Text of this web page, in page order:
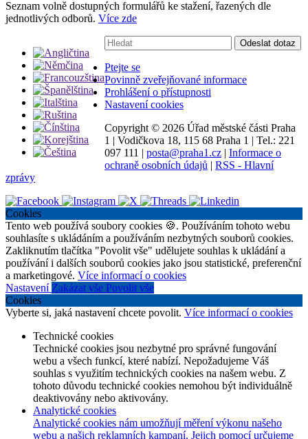
Seznam volně dostupných formulářů ke stažení, řazených dle
jednotlivých odborů. Více zde
Vyhledávání:
Odeslat dotaz
Ptejte se
Povinně zveřejňované informace
Prohlášení o přístupnosti
Nastavení cookies
Copyright © 2026 Úřad městské části Praha
1 | Vodičkova 18, 115 68 Praha 1 | Tel.: 221
097 111 | posta@praha1.cz | Informace o
ochraně osobních údajů | RSS - Hlavní
zprávy
Cookies
Tento web používá soubory cookies 🍪. Používáním tohoto webu
souhlasíte s ukládáním a používáním nezbytných souborů cookies.
Zakliknutím tlačítka "Povolit vše" udělujete souhlas k ukládání a
používání i dalších souborů cookies jako jsou statistické, preferenční
a marketingové. Více informací o cookies
Nastavení Zakázat vše Povolit vše
Cookies
Vyberte si, jaká nastavení chcete povolit. Více informací o cookies
Technické cookies
Technické cookies jsou nezbytné pro správné fungování
webu a všech funkcí, které nabízí. Nepožadujeme Váš
souhlas s využitím technických cookies na našem webu. Z
tohoto důvodu technické cookies nemohou být individuálně
deaktivovány nebo aktivovány.
Analytické cookies
Analytické cookies nám umožňují měření výkonu našeho
webu a našich reklamních kampaní. Jejich pomocí určujeme